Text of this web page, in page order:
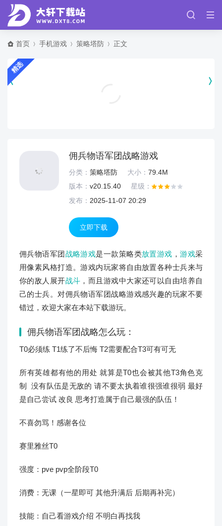
首页 手机游戏 策略塔防 正文
精选
佣兵物语军团战略游戏
分类： 策略塔防 大小： 79.4M
版本： v20.15.40
星级：
发布： 2025-11-07 20:29
立即下载
佣兵物语军团战略游戏是一款策略类放置游戏 ，游戏采
用像素风格打造。游戏内玩家将自由放置各种士兵来与
你的敌人展开战斗 ，而且游戏中大家还可以自由培养自
己的士兵。对佣兵物语军团战略游戏感兴趣的玩家不要
错过，欢迎大家在本站下载游玩。
佣兵物语军团战略怎么玩：
T0必须练 T1练了不后悔 T2需要配合T3可有可无
所有英雄都有他的用处 就算是T0也会被其他T3角色克
制 没有队伍是无敌的 请不要太执着谁很强谁很弱 最好
是自己尝试 改良 思考打造属于自己最强的队伍！
不喜勿骂！感谢各位
赛里雅丝T0
强度：pve pvp全阶段T0
消费：无课（一星即可 其他升满后 后期再补完）
技能：自己看游戏介绍 不明白再找我